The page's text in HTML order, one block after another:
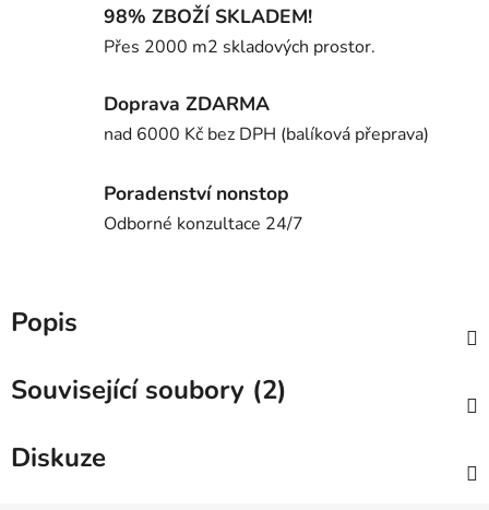
98% ZBOŽÍ SKLADEM!
Přes 2000 m2 skladových prostor.
Doprava ZDARMA
nad 6000 Kč bez DPH (balíková přeprava)
Poradenství nonstop
Odborné konzultace 24/7
Popis
Související soubory (2)
Diskuze